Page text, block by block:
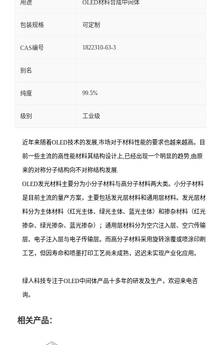
用途 OLED材料合成中间体
包装规格 可定制
CAS编号 1822310-63-3
别名
纯度 99.5%
级别 工业级
近年来随着OLED技术的发展,市场对于材料性能的要求也越来越高。目
前一些主流的高性能材料其结构设计上,已经出现一个明显的趋势,由原
来的对称分子结构向不对称结构发展.
OLED发光材料主要分为小分子材料与高分子材料两大类。小分子材料
是目前主流的量产方案，主要包括发光层材料和通用层材料。发光层材
料分为主体材料（红光主体、绿光主体、蓝光主体）和掺杂材料（红光
掺杂、绿光掺杂、蓝光掺杂）；通用层材料分为空穴注入层、空穴传输
层、电子注入层与电子传输层。而高分子材料采用旋转涂覆或喷涂印刷
工艺，但因寿命和喷墨打印工艺尚未成熟，迟迟未实现产业化应用。
绿人科技专注于OLED中间体产品十多年的研发及生产，欢迎来电咨
询。
相关产品：